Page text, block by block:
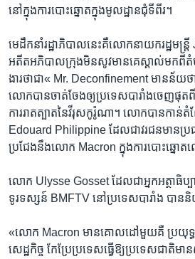
នៅ​ក្នុង​ការ​បោះឆ្នោត​ក្នុង​មូលដ្ឋាន​ជុំ​ទីពីរ។​
មេ​ដឹកនាំ​រដ្ឋាភិបាល​នេះ​គឺ​លោក​នាយក​រដ្ឋមន្ត្
អតីត​អភិបាល​ក្រុង​មិន​សូវ​មាន​គេ​ស្គាល់​មក​ពី​
ងារ​ថា​ជា​« Mr. Deconfinement ​មាន​ន័យ​ថ
លោក​បាន​ចាត់​ចែង​ឲ្យ​ប្រទេស​បារាំង​ចេញ​ផុ
ការ​រាតត្បាត​នៃ​វីរុស​កូរ៉ូណា។​ លោក​បាន​កា
Edouard Philippine ​ដែល​ជា​វរជន​មាន​ប្
ប្រជែង​នឹង​លោក ​Macron ​ក្នុង​ការ​បោះឆ្នោ
លោក​ Ulysse Gosset​ ដែល​ជាអ្នកអត្ថាធិ
ទូរទស្សន៍ BMFTV នៅប្រទេសបារាំង បាន​
«លោក​ Macron ​មាន​គោលដៅ​មួយ​គឺ​ ប្រយុទ្ធ​
សេដ្ឋកិច្ច​ កែប្រែ​ប្រទេស​ធ្វើ​ឱ្យ​ប្រទេស​ជាតិ​មា